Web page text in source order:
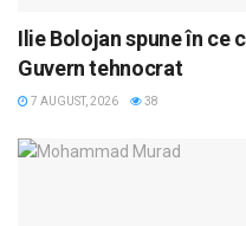
Ilie Bolojan spune în ce
Guvern tehnocrat
7 AUGUST, 2026 38